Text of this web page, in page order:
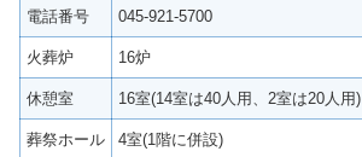
電話番号 045-921-5700
火葬炉 16炉
休憩室 16室(14室は40人用、2室は20人用)
葬祭ホール 4室(1階に併設)